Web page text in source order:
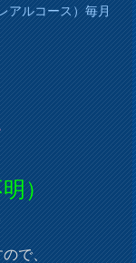
アルコース）毎月
）
ので、